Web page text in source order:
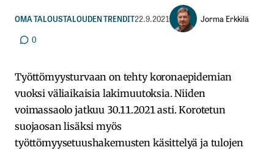
OMA TALOUSTALOUDEN TRENDIT22.9.2021
Jorma Erkkilä
0
Työttömyysturvaan on tehty koronaepidemian
vuoksi väliaikaisia lakimuutoksia. Niiden
voimassaolo jatkuu 30.11.2021 asti. Korotetun
suojaosan lisäksi myös
työttömyysetuushakemusten käsittelyä ja tulojen